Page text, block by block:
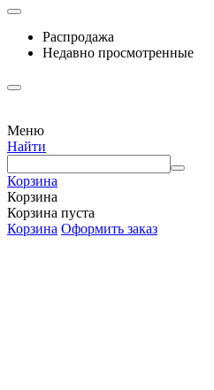
Распродажа
Недавно просмотренные
Меню
Найти
Корзина
Корзина
Корзина пуста
Корзина Оформить заказ